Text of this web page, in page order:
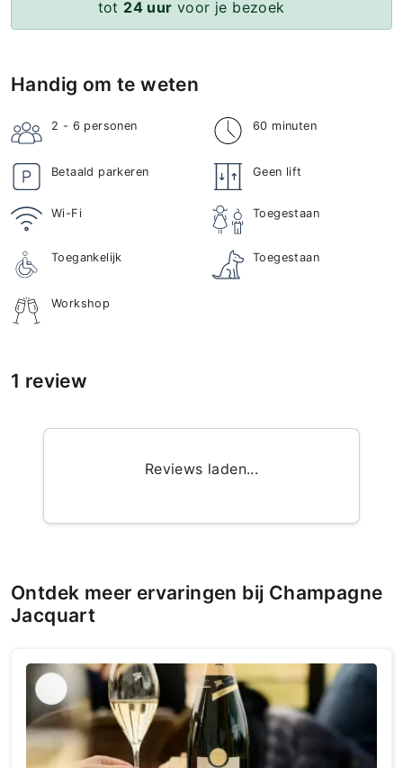
tot 24 uur voor je bezoek
Handig om te weten
2 - 6 personen 60 minuten
Betaald parkeren Geen lift
Wi-Fi Toegestaan
Toegankelijk Toegestaan
Workshop
1 review
Reviews laden...
Ontdek meer ervaringen bij Champagne
Jacquart